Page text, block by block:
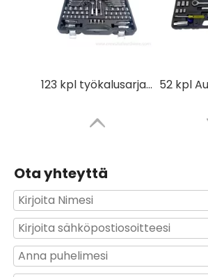
123 kpl työkalusarja kotitalouksien ja kevyiden autojen All-in-One | Monitoiminen korjaussarja hiiliteräksestä
Ota yhteyttä